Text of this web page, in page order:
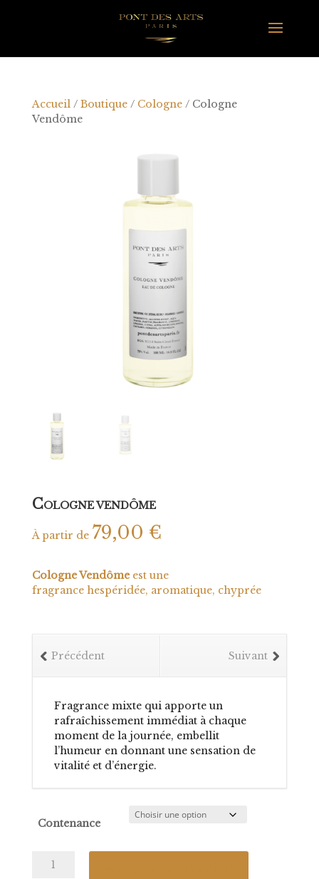
Accueil/ Boutique/ Cologne/ Cologne
Vendôme
COLOGNE VENDÔME
À partir de 79,00 €
Cologne Vendômeest une
fragrance hespéridée, aromatique, chyprée
Suivant
Précédent
Fragrance mixte qui apporte un
rafraîchissement immédiat à chaque
moment de la journée, embellit
l’humeur en donnant une sensation de
vitalité et d’énergie.
Contenance
quantité